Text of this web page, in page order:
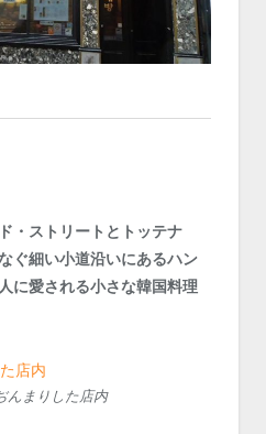
・ストリートとトッテナ
ぐ細い小道沿いにあるハン
に愛される小さな韓国料理
んまりした店内